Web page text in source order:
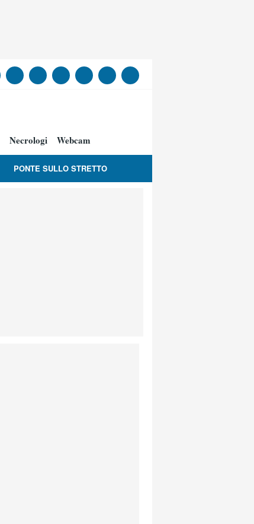
Necrologi Webcam
PONTE SULLO STRETTO